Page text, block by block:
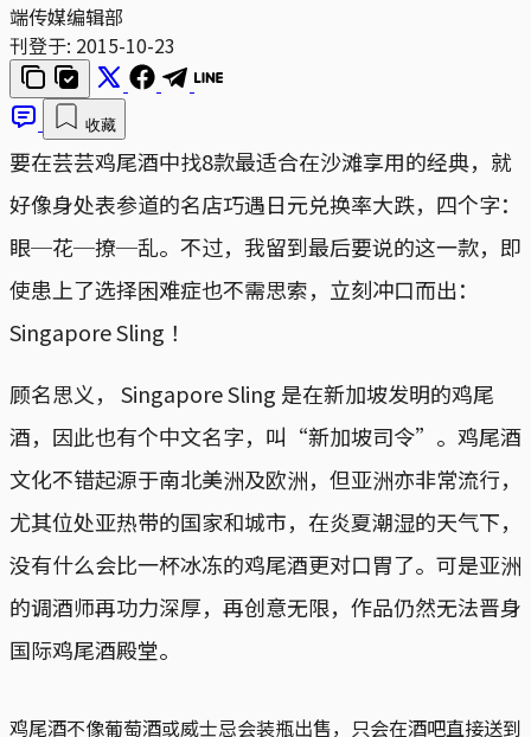
端传媒编辑部
刊登于: 2015-10-23
收藏
要在芸芸鸡尾酒中找8款最适合在沙滩享用的经典，就
好像身处表参道的名店巧遇日元兑换率大跌，四个字：
眼─花─撩─乱。不过，我留到最后要说的这一款，即
使患上了选择困难症也不需思索，立刻冲口而出：
Singapore Sling ！
顾名思义， Singapore Sling 是在新加坡发明的鸡尾
酒，因此也有个中文名字，叫“新加坡司令”。鸡尾酒
文化不错起源于南北美洲及欧洲，但亚洲亦非常流行，
尤其位处亚热带的国家和城市，在炎夏潮湿的天气下，
没有什么会比一杯冰冻的鸡尾酒更对口胃了。可是亚洲
的调酒师再功力深厚，再创意无限，作品仍然无法晋身
国际鸡尾酒殿堂。
鸡尾酒不像葡萄酒或威士忌会装瓶出售，只会在酒吧直接送到